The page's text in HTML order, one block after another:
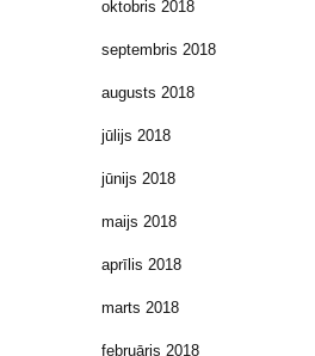
oktobris 2018
septembris 2018
augusts 2018
jūlijs 2018
jūnijs 2018
maijs 2018
aprīlis 2018
marts 2018
februāris 2018